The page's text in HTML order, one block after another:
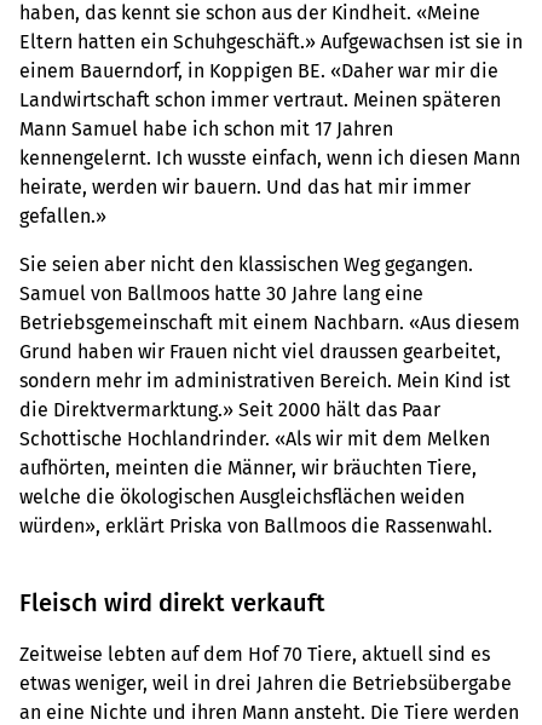
haben, das kennt sie schon aus der Kindheit. «Meine
Eltern hatten ein Schuhgeschäft.» Aufgewachsen ist sie in
einem Bauerndorf, in Koppigen BE. «Daher war mir die
Landwirtschaft schon immer vertraut. Meinen späteren
Mann Samuel habe ich schon mit 17 Jahren
kennengelernt. Ich wusste einfach, wenn ich diesen Mann
heirate, werden wir bauern. Und das hat mir immer
gefallen.»
Sie seien aber nicht den klassischen Weg gegangen.
Samuel von Ballmoos hatte 30 Jahre lang eine
Betriebsgemeinschaft mit einem Nachbarn. «Aus diesem
Grund haben wir Frauen nicht viel draussen gearbeitet,
sondern mehr im administrativen Bereich. Mein Kind ist
die Direktvermarktung.» Seit 2000 hält das Paar
Schottische Hochlandrinder. «Als wir mit dem Melken
aufhörten, meinten die Männer, wir bräuchten Tiere,
welche die ökologischen Ausgleichsflächen weiden
würden», erklärt Priska von Ballmoos die Rassenwahl.
Fleisch wird direkt verkauft
Zeitweise lebten auf dem Hof 70 Tiere, aktuell sind es
etwas weniger, weil in drei Jahren die Betriebsübergabe
an eine Nichte und ihren Mann ansteht. Die Tiere werden